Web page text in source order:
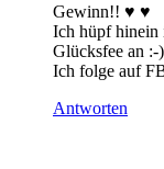
Gewinn!! ♥ ♥
Ich hüpf hinein
Glücksfee an :-)
Ich folge auf
Antworten